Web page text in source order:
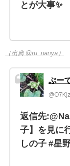
とが大事✨
（出典 @ru_nanya）
ぷー
返信先
子】を見に
しの子 #星